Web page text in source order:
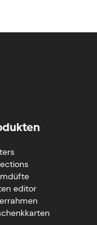
editor